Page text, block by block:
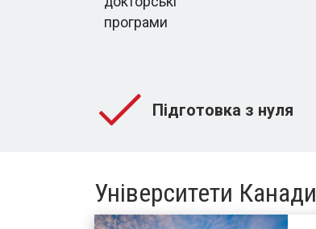
програми
Підготовка з нуля
Університети Канади